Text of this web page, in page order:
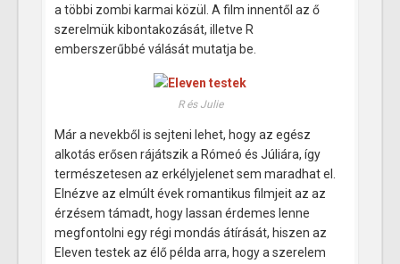
a többi zombi karmai közül. A film innentől az ő
szerelmük kibontakozását, illetve R
emberszerűbbé válását mutatja be.
R és Julie
Már a nevekből is sejteni lehet, hogy az egész
alkotás erősen rájátszik a Rómeó és Júliára, így
természetesen az erkélyjelenet sem maradhat el.
Elnézve az elmúlt évek romantikus filmjeit az az
érzésem támadt, hogy lassan érdemes lenne
megfontolni egy régi mondás átírását, hiszen az
Eleven testek az élő példa arra, hogy a szerelem